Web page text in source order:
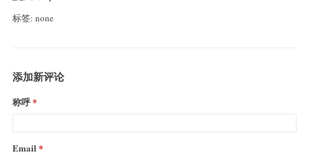
标签: none
添加新评论
称呼
Email